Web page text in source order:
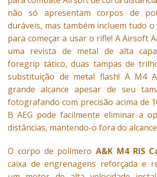
não só apresentam corpos de
duráveis, mas também incluem tudo o
para começar a usar o rifle! A Airsoft
uma revista de metal de alta
foregrip tático, duas tampas de
substituição de metal flash! A M4
grande alcance apesar de seu
fotografando com precisão acima de
B AEG pode facilmente eliminar a
distâncias, mantendo-o fora do
O corpo de polímeroA&K M4 RIS
caixa de engrenagens reforçada e